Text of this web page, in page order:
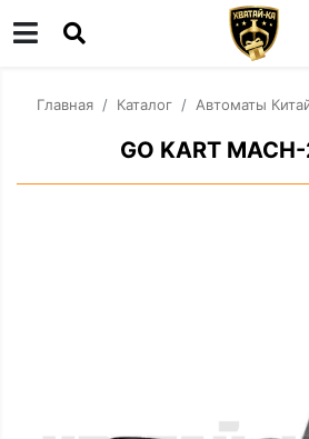
Главная Каталог Автоматы
GO KART